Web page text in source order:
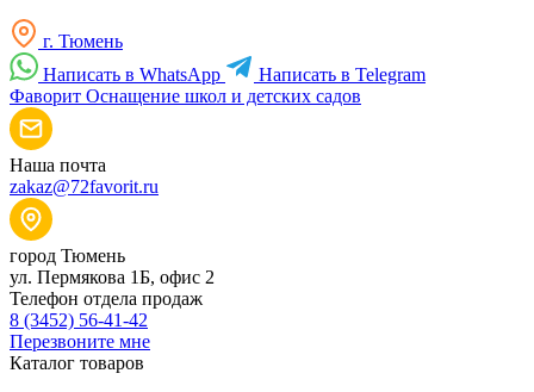
г. Тюмень
Написать в WhatsApp
Написать в Telegram
Фаворит Оснащение школ и детских садов
Наша почта
zakaz@72favorit.ru
город Тюмень
ул. Пермякова 1Б, офис 2
Телефон отдела продаж
8 (3452) 56-41-42
Перезвоните мне
Каталог товаров